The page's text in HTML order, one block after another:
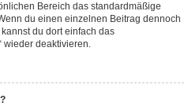
Bereich das standardmäßige
du einen einzelnen Beitrag dennoch
du dort einfach das
wieder deaktivieren.